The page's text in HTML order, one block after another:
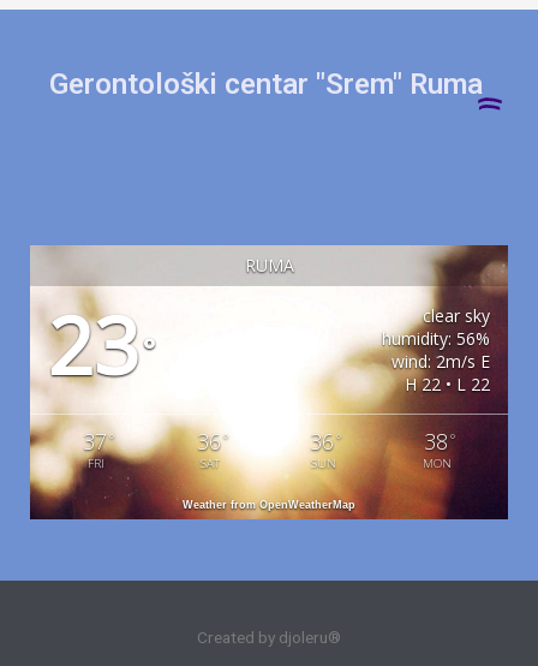
Gerontološki centar "Srem" Ruma
RUMA
23°
clear sky
humidity: 56%
wind: 2m/s E
H 22 • L 22
37°
FRI
36°
SAT
36°
SUN
38 °
MON
Weather from OpenWeatherMap
Created by djoleru®